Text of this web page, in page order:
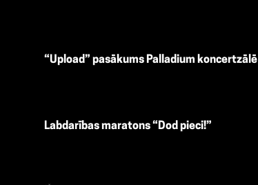
“Upload” pasākums Palladium koncertzālē
Labdarības maratons “Dod pieci!”